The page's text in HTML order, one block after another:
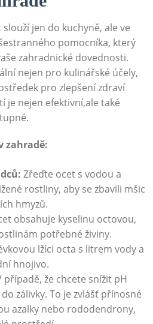
jen do kuchyně, ale ve
pomocníka, který
zahradnické dovednosti.
nejen pro kulinářské účely,
pro zlepšení zdraví‌
je nejen efektivní,ale také
zahradě:
Zřeďte ocet s vodou a
⁤rostliny, aby se zbavili mšic
hmyzů.
obsahuje kyselinu octovou,
potřebné živiny.
lžíci octa⁤ s litrem vody a
hnojivo.
případě, že chcete snížit⁤ pH
⁣zálivky.‍ To je ⁤zvlášť přínosné
azalky ‌nebo rododendrony,